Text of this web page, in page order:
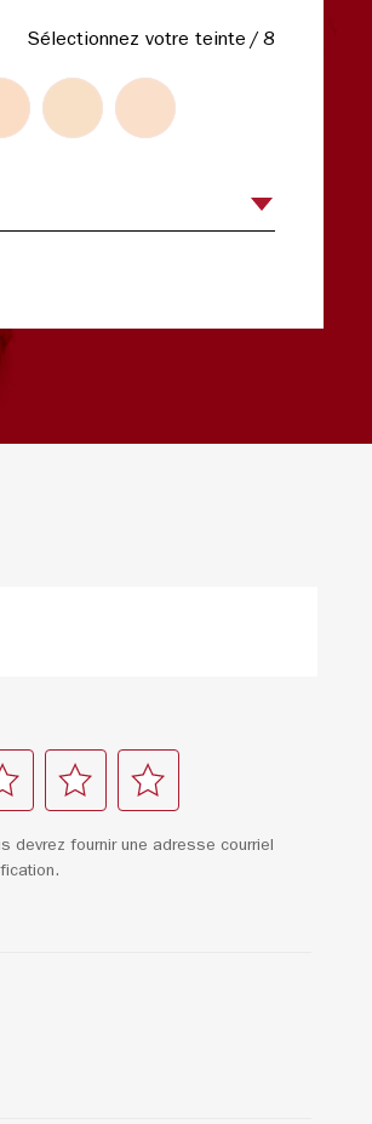
Sélectionnez votre teinte /8